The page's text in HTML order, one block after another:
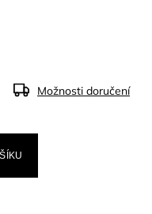
Možnosti doručení